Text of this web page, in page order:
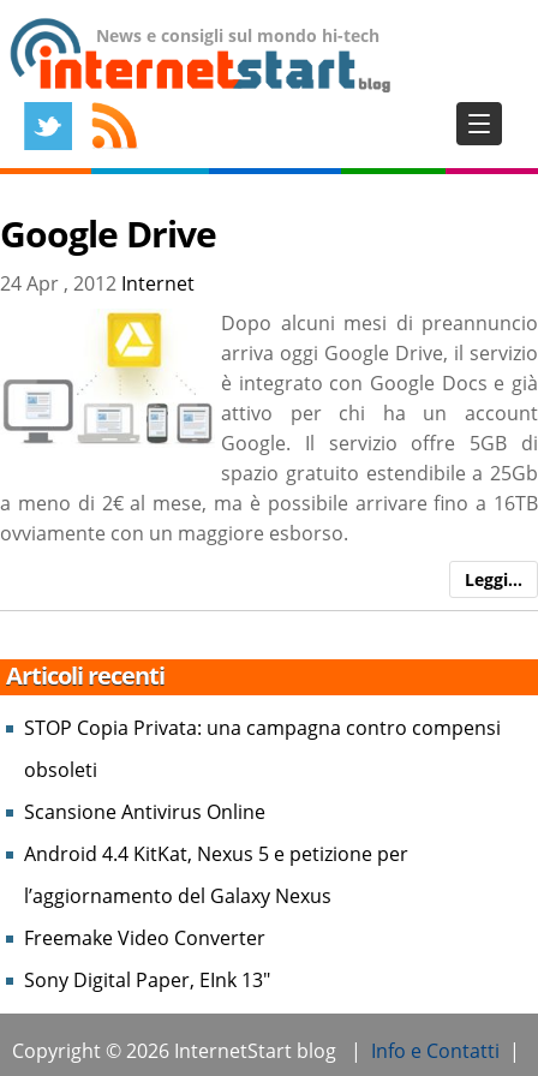
News e consigli sul mondo hi-tech
Google Drive
24 Apr , 2012 Internet
Dopo alcuni mesi di preannuncio
arriva oggi Google Drive, il servizio
è integrato con Google Docs e già
attivo per chi ha un account
Google. Il servizio offre 5GB di
spazio gratuito estendibile a 25Gb
a meno di 2€ al mese, ma è possibile arrivare fino a 16TB
ovviamente con un maggiore esborso.
Leggi…
Articoli recenti
STOP Copia Privata: una campagna contro compensi
obsoleti
Scansione Antivirus Online
Android 4.4 KitKat, Nexus 5 e petizione per
l’aggiornamento del Galaxy Nexus
Freemake Video Converter
Sony Digital Paper, EInk 13″
Copyright © 2026 InternetStart blog | Info e Contatti |